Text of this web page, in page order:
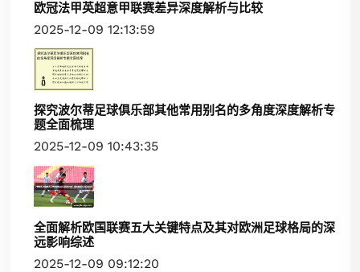
欧冠法甲英超意甲联赛差异深度解析与比较
2025-12-09 12:13:59
探究波尔蒂足球俱乐部其他常用别名的多角度深度解析专
题全面梳理
2025-12-09 10:43:35
全面解析欧国联赛五大关键特点及其对欧洲足球格局的深
远影响综述
2025-12-09 09:12:20